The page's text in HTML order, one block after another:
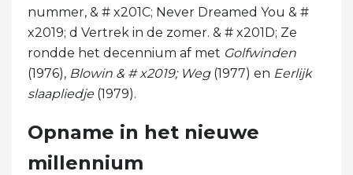
nummer, & # x201C; Never Dreamed You & #
x2019; d Vertrek in de zomer. & # x201D; Ze
rondde het decennium af met Golfwinden
(1976), Blowin & # x2019; Weg(1977) en Eerlijk
slaapliedje(1979).
Opname in het nieuwe
millennium